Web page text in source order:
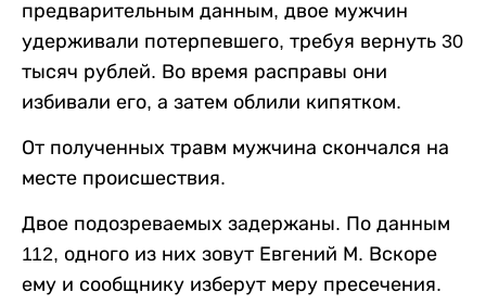
предварительным данным, двое мужчин
удерживали потерпевшего, требуя вернуть 30
тысяч рублей. Во время расправы они
избивали его, а затем облили кипятком.
От полученных травм мужчина скончался на
месте происшествия.
Двое подозреваемых задержаны. По данным
112, одного из них зовут Евгений М. Вскоре
ему и сообщнику изберут меру пресечения.